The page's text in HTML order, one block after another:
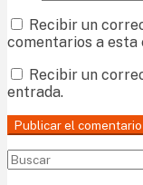
Recibir un
comentarios a esta
Recibir un
entrada.